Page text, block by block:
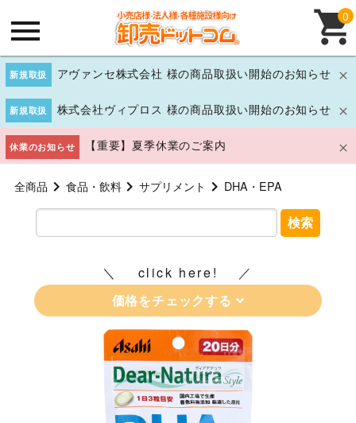
新規取扱 アヴァンセ株式会社 様の商品取扱い開始のお知らせ
新規取扱 株式会社ヴィプロス 様の商品取扱い開始のお知らせ
休業のお知らせ 【重要】夏季休業のご案内
0
全商品 食品・飲料 サプリメント DHA・EPA
検索
click here!
価格をチェックする